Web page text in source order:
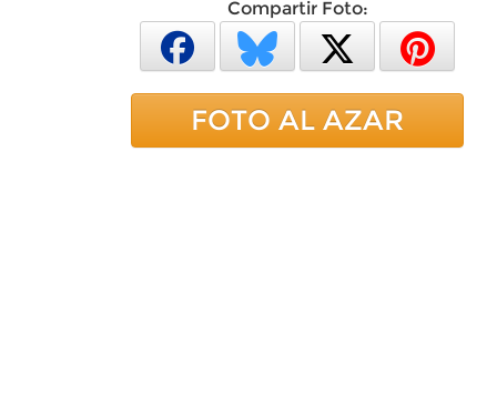
Compartir Foto:
FOTO AL AZAR